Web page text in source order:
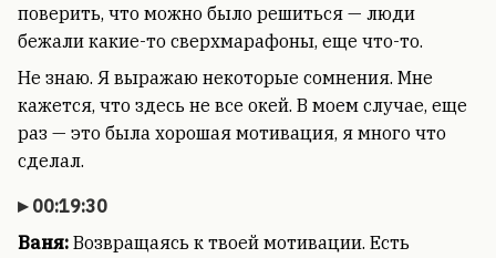
поверить, что можно было решиться — люди
бежали какие-то сверхмарафоны, еще что-то.
Не знаю. Я выражаю некоторые сомнения. Мне
кажется, что здесь не все окей. В моем случае, еще
раз — это была хорошая мотивация, я много что
сделал.
00:19:30
Ваня: Возвращаясь к твоей мотивации. Есть